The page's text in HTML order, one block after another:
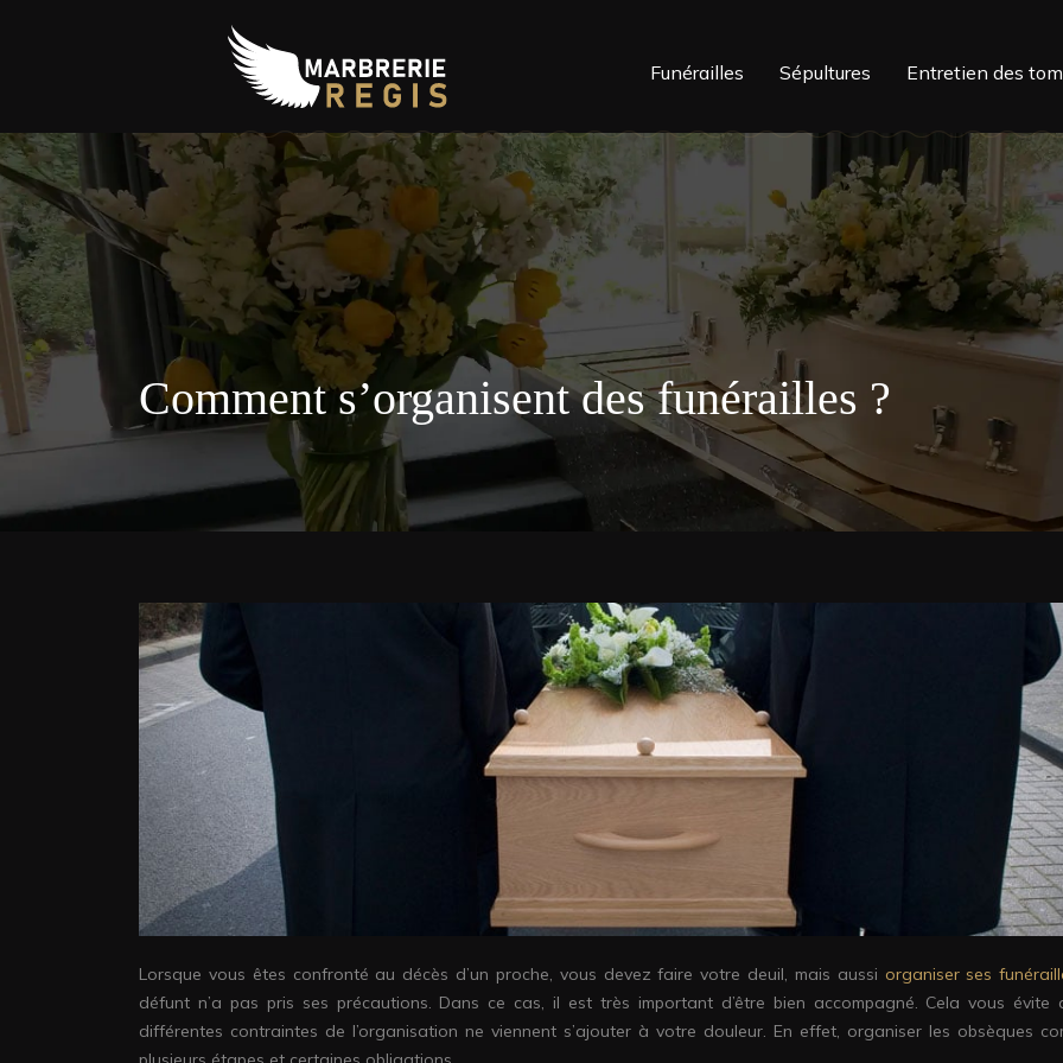
Funérailles Sépultures Entretien des
Comment s’organisent des funérailles ?
Lorsque vous êtes confronté au décès d’un proche, vous devez faire votre deuil, mais aussi organiser ses
défunt n’a pas pris ses précautions. Dans ce cas, il est très important d’être bien accompagné. Cela vous évite
différentes contraintes de l’organisation ne viennent s’ajouter à votre douleur. En effet, organiser les obsèques